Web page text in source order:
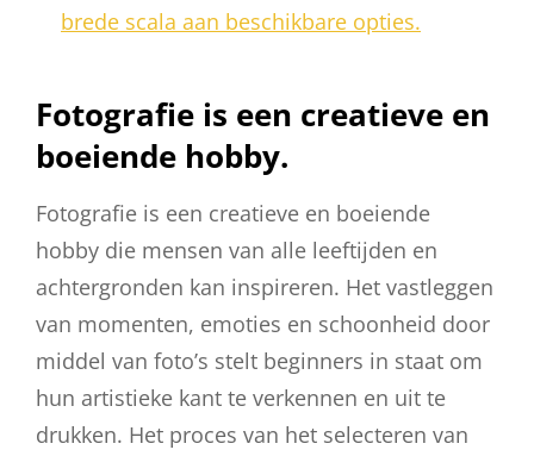
brede scala aan beschikbare opties.
Fotografie is een creatieve en
boeiende hobby.
Fotografie is een creatieve en boeiende
hobby die mensen van alle leeftijden en
achtergronden kan inspireren. Het vastleggen
van momenten, emoties en schoonheid door
middel van foto’s stelt beginners in staat om
hun artistieke kant te verkennen en uit te
drukken. Het proces van het selecteren van